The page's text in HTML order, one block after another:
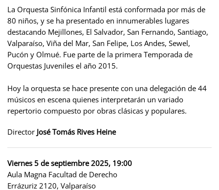
La Orquesta Sinfónica Infantil está conformada por más de
80 niños, y se ha presentado en innumerables lugares
destacando Mejillones, El Salvador, San Fernando, Santiago,
Valparaíso, Viña del Mar, San Felipe, Los Andes, Sewel,
Pucón y Olmué. Fue parte de la primera Temporada de
Orquestas Juveniles el año 2015.
Hoy la orquesta se hace presente con una delegación de 44
músicos en escena quienes interpretarán un variado
repertorio compuesto por obras clásicas y populares.
Director José Tomás Rives Heine
Viernes 5 de septiembre 2025, 19:00
Aula Magna Facultad de Derecho
Errázuriz 2120, Valparaíso